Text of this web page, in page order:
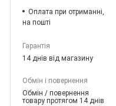
Оплата при отриманні,
на пошті
Гарантія
14 днів від магазину
Обмін і повернення
Обмін / повернення
товару протягом 14 днів